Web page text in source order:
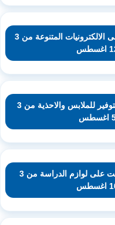
عروض الميرة ماركت على الالكترونيات المتنوعة من 3
عروض مركز الجودة والتوفير للملابس والاحذية من 3
عروض نستو هايبر ماركت على لوازم الدراسة من 3